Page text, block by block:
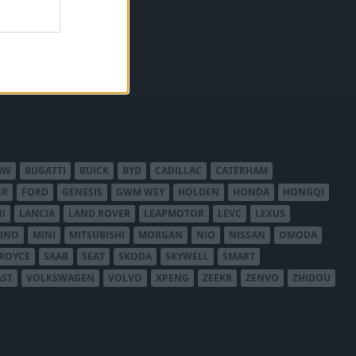
BUGATTI BUICK BYD CADILLAC
CATERHAM
FORD GENESIS GWM WEY HOLDEN HONDA
HONGQI
LANCIA LAND ROVER LEAPMOTOR LEVC
LEXUS
MINI MITSUBISHI MORGAN NIO NISSAN
OMODA
SAAB SEAT SKODA SKYWELL
SMART
VOLKSWAGEN VOLVO XPENG ZEEKR ZENVO ZHIDOU